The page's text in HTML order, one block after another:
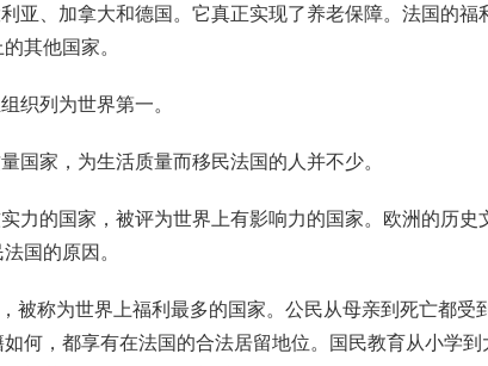
亚、加拿大和德国。它真正实现了养老保障。法国的福
其他国家。
织列为世界第一。
国家，为生活质量而移民法国的人并不少。
力的国家，被评为世界上有影响力的国家。欧洲的历
国的原因。
被称为世界上福利最多的国家。公民从母亲到死亡都受
何，都享有在法国的合法居留地位。国民教育从小学